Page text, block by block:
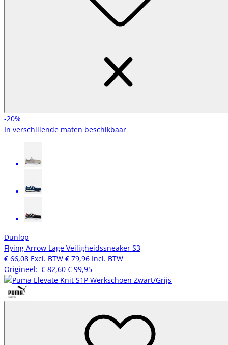
-20%
In verschillende maten beschikbaar
Dunlop
Flying Arrow Lage Veiligheidssneaker S3
€ 66,08 Excl. BTW € 79,96 Incl. BTW
Origineel: € 82,60 € 99,95